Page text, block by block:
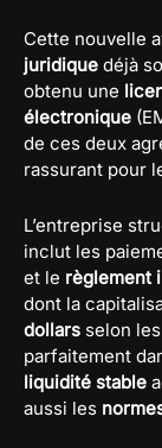
Cette nouvelle
juridique déjà
obtenu une
électronique
de ces deux
rassurant pour
L’entreprise
inclut les
et le règlement
dont la
dollars selon
parfaitement
liquidité stable
aussi les